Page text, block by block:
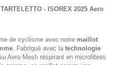
- ISOREX 2025 Aero
de cyclisme avec notre maillot
. Fabriqué avec la technologie
Aero Mesh respirant en microfibres